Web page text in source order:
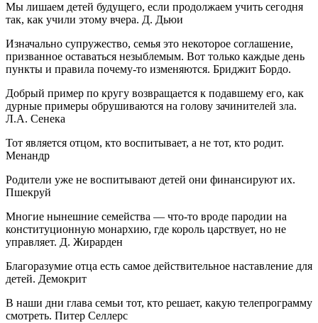
Мы лишаем детей будущего, если продолжаем учить сегодня
так, как учили этому вчера. Д. Дьюи
Изначально супружество, семья это некоторое соглашение,
призванное оставаться незыблемым. Вот только каждые день
пункты и правила почему-то изменяются. Бриджит Бордо.
Добрый пример по кругу возвращается к подавшему его, как
дурные примеры обрушиваются на голову зачинителей зла.
Л.А. Сенека
Тот является отцом, кто воспитывает, а не тот, кто родит.
Менандр
Родители уже не воспитывают детей они финансируют их.
Пшекруй
Многие нынешние семейства — что-то вроде пародии на
конституционную монархию, где король царствует, но не
управляет. Д. Жирарден
Благоразумие отца есть самое действительное наставление для
детей. Демокрит
В наши дни глава семьи тот, кто решает, какую телепрограмму
смотреть. Питер Селлерс